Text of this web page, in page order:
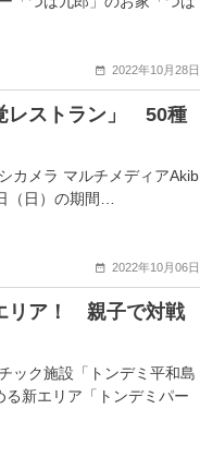
2022年10月28日
レストラン」 50種
カメラ マルチメディアAkib
（日）の期間…
2022年10月06日
リア！ 親子で対戦
ック施設「トンデミ平和島
新エリア「トンデミパー